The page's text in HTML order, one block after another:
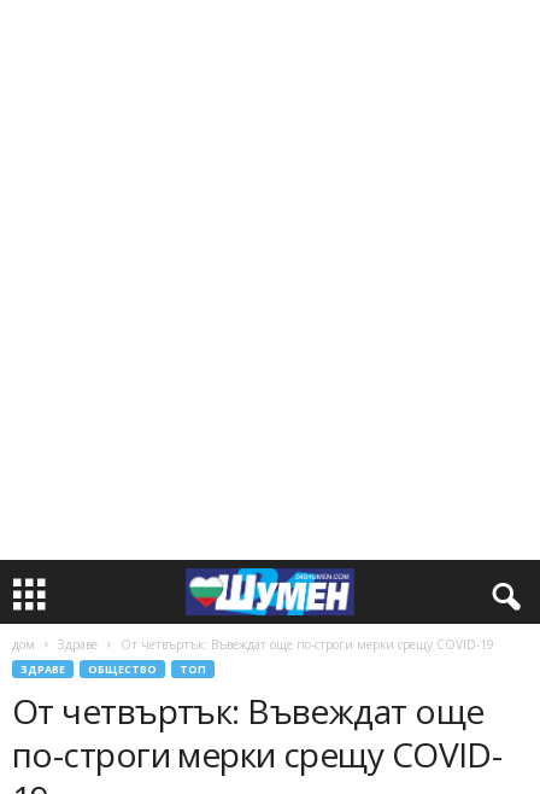
дом Здраве От четвъртък: Въвеждат още по-строги мерки срещу COVID-19
ЗДРАВЕ ОБЩЕСТВО ТОП
От четвъртък: Въвеждат още
по-строги мерки срещу COVID-